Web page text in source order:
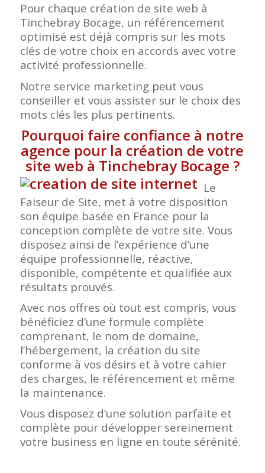
Pour chaque création de site web à
Tinchebray Bocage, un référencement
optimisé est déjà compris sur les mots
clés de votre choix en accords avec votre
activité professionnelle.
Notre service marketing peut vous
conseiller et vous assister sur le choix des
mots clés les plus pertinents.
Pourquoi faire confiance à notre
agence pour la création de votre
site web à Tinchebray Bocage ?
Le
Faiseur de Site, met à votre disposition
son équipe basée en France pour la
conception complète de votre site. Vous
disposez ainsi de l’expérience d’une
équipe professionnelle, réactive,
disponible, compétente et qualifiée aux
résultats prouvés.
Avec nos offres où tout est compris, vous
bénéficiez d’une formule complète
comprenant, le nom de domaine,
l’hébergement, la création du site
conforme à vos désirs et à votre cahier
des charges, le référencement et même
la maintenance.
Vous disposez d’une solution parfaite et
complète pour développer sereinement
votre business en ligne en toute sérénité.